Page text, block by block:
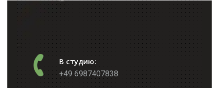
В студию:
+49 6987407838